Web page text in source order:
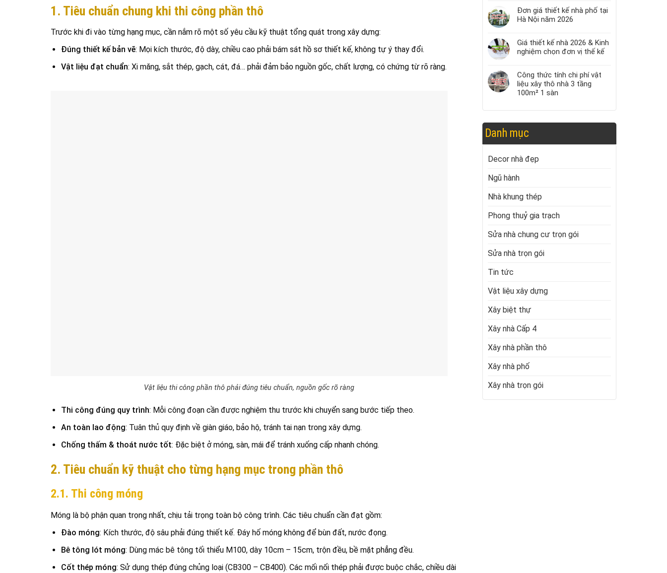
1. Tiêu chuẩn chung khi thi công phần thô
Trước khi đi vào từng hạng mục, cần nắm rõ một số yêu cầu kỹ thuật tổng quát trong xây dựng:
Đúng thiết kế bản vẽ: Mọi kích thước, độ dày, chiều cao phải bám sát hồ sơ thiết kế, không tự ý thay đổi.
Vật liệu đạt chuẩn: Xi măng, sắt thép, gạch, cát, đá… phải đảm bảo nguồn gốc, chất lượng, có chứng từ rõ ràng.
Vật liệu thi công phần thô phải đúng tiêu chuẩn, nguồn gốc rõ ràng
Thi công đúng quy trình: Mỗi công đoạn cần được nghiệm thu trước khi chuyển sang bước tiếp theo.
An toàn lao động: Tuân thủ quy định về giàn giáo, bảo hộ, tránh tai nạn trong xây dựng.
Chống thấm & thoát nước tốt: Đặc biệt ở móng, sàn, mái để tránh xuống cấp nhanh chóng.
2. Tiêu chuẩn kỹ thuật cho từng hạng mục trong phần thô
2.1. Thi công móng
Móng là bộ phận quan trọng nhất, chịu tải trọng toàn bộ công trình. Các tiêu chuẩn cần đạt gồm:
Đào móng: Kích thước, độ sâu phải đúng thiết kế. Đáy hố móng không để bùn đất, nước đọng.
Bê tông lót móng: Dùng mác bê tông tối thiểu M100, dày 10cm – 15cm, trộn đều, bề mặt phẳng đều.
Cốt thép móng: Sử dụng thép đúng chủng loại (CB300 – CB400). Các mối nối thép phải được buộc chắc, chiều dài
Đơn giá thiết kế nhà phố tại
Hà Nội năm 2026
Giá thiết kế nhà 2026 & Kinh
nghiệm chọn đơn vị thế kế
Công thức tính chi phí vật
liệu xây thô nhà 3 tầng
100m² 1 sàn
Danh mục
Decor nhà đẹp
Ngũ hành
Nhà khung thép
Phong thuỷ gia trạch
Sửa nhà chung cư trọn gói
Sửa nhà trọn gói
Tin tức
Vật liệu xây dựng
Xây biệt thự
Xây nhà Cấp 4
Xây nhà phần thô
Xây nhà phố
Xây nhà trọn gói